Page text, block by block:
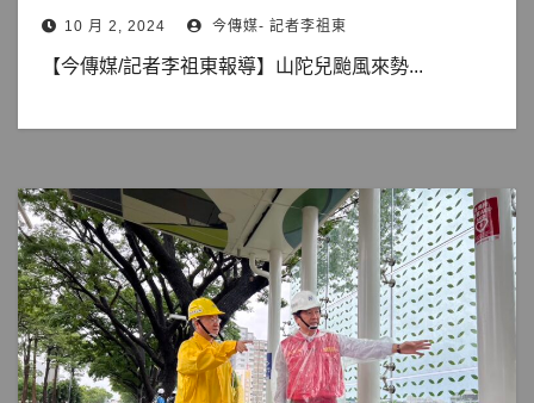
10 月 2, 2024 今傳媒- 記者李祖東
【今傳媒/記者李祖東報導】山陀兒颱風來勢...